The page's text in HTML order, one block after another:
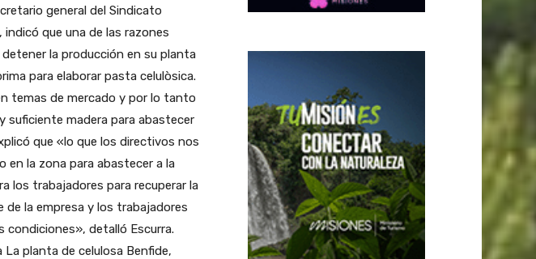
general del Sindicato
indicó que una de las razones
la producción en su planta
para elaborar pasta celulòsica.
temas de mercado y por lo tanto
suficiente madera para abastecer
que «lo que los directivos nos
en la zona para abastecer a la
los trabajadores para recuperar la
la empresa y los trabajadores
condiciones», detalló Escurra.
planta de celulosa Benfide,